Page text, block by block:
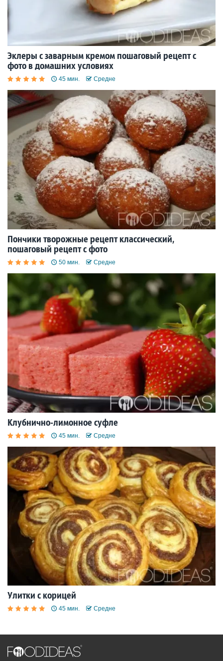
Эклеры с заварным кремом пошаговый рецепт с
фото в домашних условиях
45 мин. Средне
Пончики творожные рецепт классический,
пошаговый рецепт с фото
50 мин. Средне
Клубнично-лимонное суфле
45 мин. Средне
Улитки с корицей
45 мин. Средне